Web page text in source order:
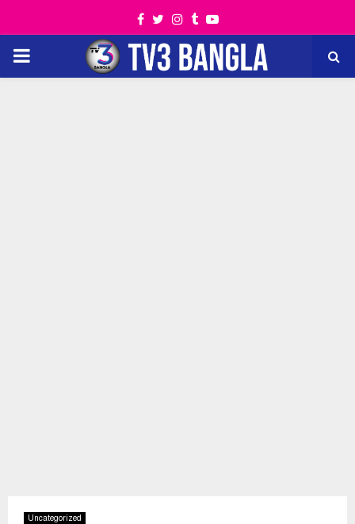
Facebook
TwitterInstagram
TumblrYoutube
PRIMARY
Uncategorized